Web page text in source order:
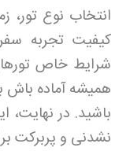
انتخاب نوع تور،
کیفیت تجربه
شرایط خاص
همیشه آماده باش
باشید. در نهایت،
نشدنی و پربرکت